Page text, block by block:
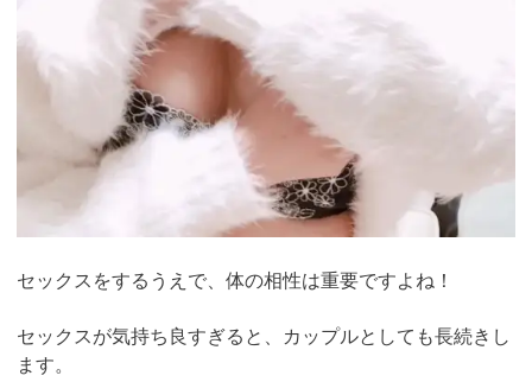
セックスをするうえで、体の相性は重要ですよね！
セックスが気持ち良すぎると、カップルとしても長続きし
ます。